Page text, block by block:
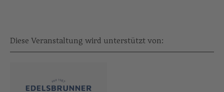
Diese Veranstaltung wird unterstützt von: